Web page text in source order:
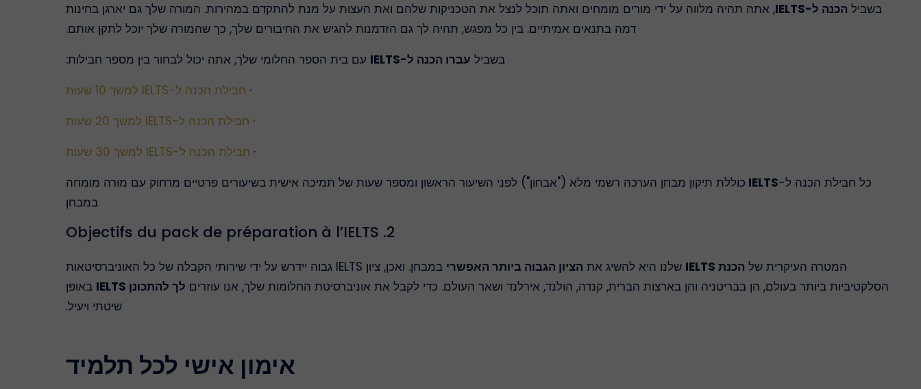
בשביל הכנה ל-IELTS
, אתה תהיה מלווה על ידי מורים מומחים ואתה תוכל לנצל את הטכניקות שלהם ואת העצות על מנת להתקדם במהירות. המורה שלך גם יארגן בחינות
דמה בתנאים אמיתיים. בין כל מפגש, תהיה לך גם הזדמנות להגיש את החיבורים שלך, כך שהמורה שלך יוכל לתקן אותם.
בשביל עברו הכנה ל-IELTS
עם בית הספר החלומי שלך, אתה יכול לבחור בין מספר חבילות:
· חבילת הכנה ל-IELTS למשך 10 שעות
· חבילת הכנה ל-IELTS למשך 20 שעות
· חבילת הכנה ל-IELTS למשך 30 שעות
כל חבילת הכנה ל-IELTS כוללת תיקון מבחן הערכה רשמי מלא ("אבחון") לפני השיעור הראשון ומספר שעות של תמיכה אישית בשיעורים פרטיים מרחוק עם מורה מומחה
במבחן
2. Objectifs du pack de préparation à l’IELTS
המטרה העיקרית של הכנת IELTS שלנו היא להשיג את הציון הגבוה ביותר האפשרי
במבחן. ואכן, ציון IELTS גבוה יידרש על ידי שירותי הקבלה של כל האוניברסיטאות
הסלקטיביות ביותר בעולם, הן בבריטניה והן בארצות הברית, קנדה, הולנד, אירלנד ושאר העולם. כדי לקבל את אוניברסיטת החלומות שלך, אנו עוזרים לך להתכונן IELTS
באופן
שיטתי ויעיל.
אימון אישי לכל תלמיד